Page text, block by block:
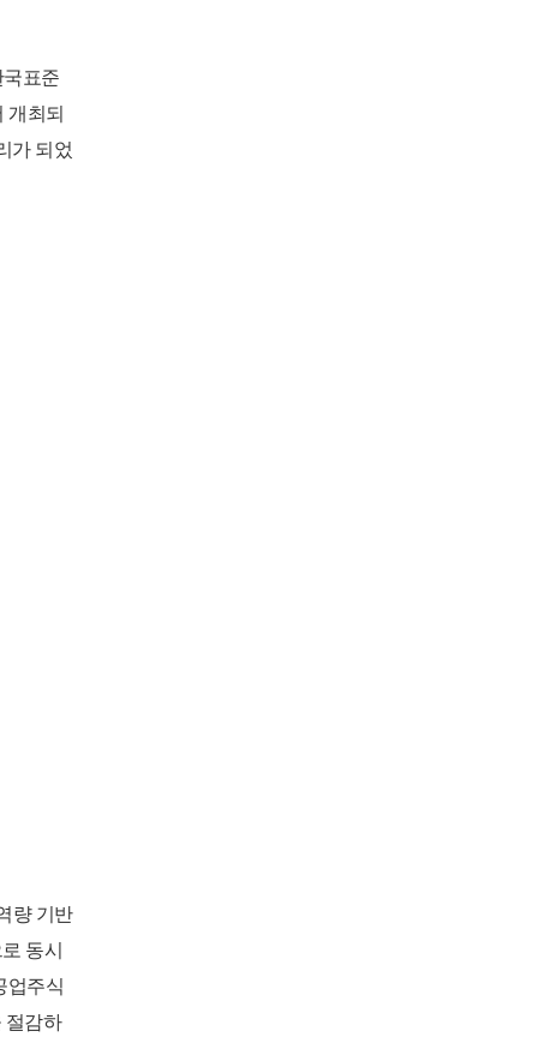
국표준
개최되
가 되었
량 기반
동시
업주식
절감하